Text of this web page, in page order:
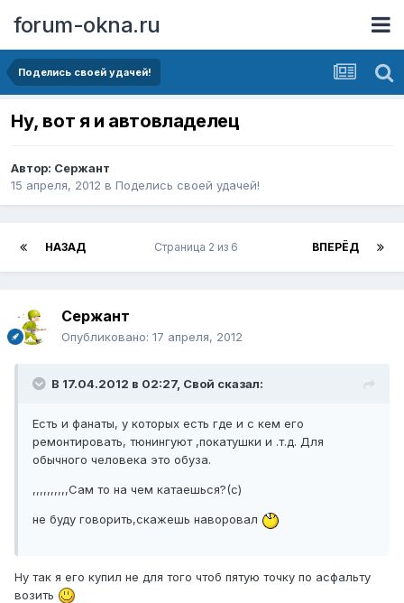
forum-okna.ru
Поделись своей удачей!
Ну, вот я и автовладелец
Автор: Сержант
15 апреля, 2012 в Поделись своей удачей!
НАЗАД ВПЕРЁД
Страница 2 из 6
Сержант
Опубликовано: 17 апреля, 2012
В 17.04.2012 в 02:27, Свой сказал:
Есть и фанаты, у которых есть где и с кем его
ремонтировать, тюнингуют ,покатушки и .т.д. Для
обычного человека это обуза.
,,,,,,,,,,Сам то на чем катаешься?(с)
не буду говорить,скажешь наворовал
Ну так я его купил не для того чтоб пятую точку по асфальту
возить